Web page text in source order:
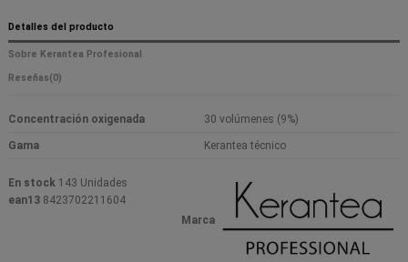
Detalles del producto
Sobre Kerantea Profesional
Reseñas(0)
Concentración oxigenada 30 volúmenes (9%)
Gama Kerantea técnico
Marca
En stock 143 Unidades
ean13 8423702211604